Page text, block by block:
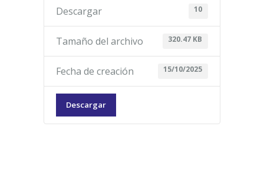
Descargar 10
Tamaño del archivo 320.47 KB
Fecha de creación 15/10/2025
Descargar